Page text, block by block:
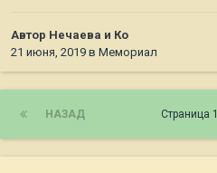
Автор Нечаева и Ко
21 июня, 2019 в Мемориал
НАЗАД Страница